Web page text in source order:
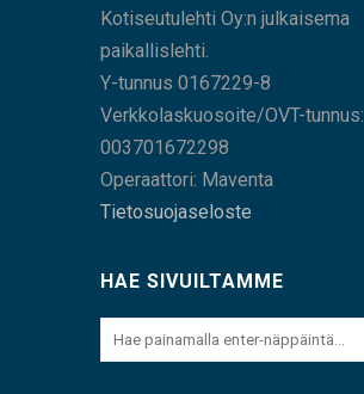
Kotiseutulehti Oy:n julkaisema
paikallislehti.
Y-tunnus 0167229-8
Verkkolaskuosoite/OVT-tunnus:
003701672298
Operaattori: Maventa
Tietosuojaseloste
HAE SIVUILTAMME